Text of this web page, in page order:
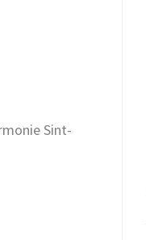
Sint-